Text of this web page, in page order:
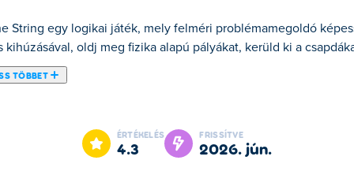
String egy logikai játék, mely felméri problémamegoldó
kihúzásával, oldj meg fizika alapú pályákat, kerüld ki a
TÖBBET
az általa telepített veszélyes csapdákat. Rossz megoldást
az Ijesztő Tanár eszét, és megszerezni az aranykincsedet?
ÉRTÉKELÉS
4.3
FRISSÍTVE
2026. jún.